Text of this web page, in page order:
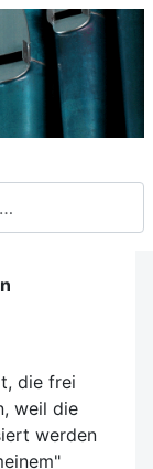
die frei
weil die
werden